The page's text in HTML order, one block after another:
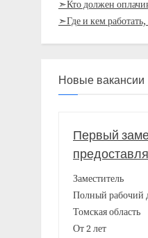
➣Кто должен
➣Где и кем
Новые вакансии
Первый
Заместитель
Полный рабочий
Томская область
От 2 лет